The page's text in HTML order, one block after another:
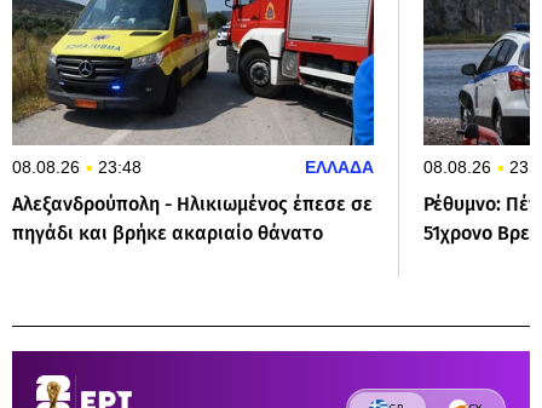
08.08.26 23:48 ΕΛΛΑΔΑ
Αλεξανδρούπολη - Ηλικιωμένος έπεσε σε
πηγάδι και βρήκε ακαριαίο θάνατο
08.08.26
Ρέθυμνο:
51χρονο